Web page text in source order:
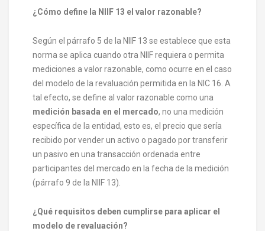
¿Cómo define la NIIF 13 el valor razonable?
Según el párrafo 5 de la NIIF 13 se establece que esta
norma se aplica cuando otra NIIF requiera o permita
mediciones a valor razonable, como ocurre en el caso
del modelo de la revaluación permitida en la NIC 16. A
tal efecto, se define al valor razonable como una
medición basada en el mercado, no una medición
específica de la entidad, esto es, el precio que sería
recibido por vender un activo o pagado por transferir
un pasivo en una transacción ordenada entre
participantes del mercado en la fecha de la medición
(párrafo 9 de la NIIF 13).
¿Qué requisitos deben cumplirse para aplicar el
modelo de revaluación?